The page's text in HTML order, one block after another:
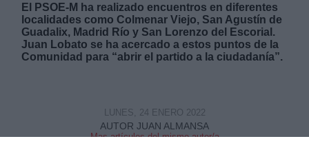
El PSOE-M ha realizado encuentros en diferentes
localidades como Colmenar Viejo, San Agustín de
Guadalix, Madrid Río y San Lorenzo del Escorial.
Juan Lobato se ha acercado a estos puntos de la
Comunidad para “abrir el partido a la ciudadanía”.
AUTOR JUAN ALMANSA
Mas artículos del mismo autor/a
LUNES, 24 ENERO 2022